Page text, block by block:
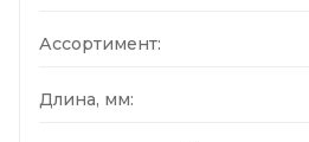
Ассортимент:
Длина, мм: